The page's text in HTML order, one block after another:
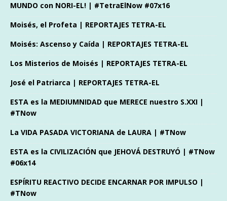
MUNDO con NORI-EL! | #TetraElNow #07x16
Moisés, el Profeta | REPORTAJES TETRA-EL
Moisés: Ascenso y Caída | REPORTAJES TETRA-EL
Los Misterios de Moisés | REPORTAJES TETRA-EL
José el Patriarca | REPORTAJES TETRA-EL
ESTA es la MEDIUMNIDAD que MERECE nuestro S.XXI |
#TNow
La VIDA PASADA VICTORIANA de LAURA | #TNow
ESTA es la CIVILIZACIÓN que JEHOVÁ DESTRUYÓ | #TNow
#06x14
ESPÍRITU REACTIVO DECIDE ENCARNAR POR IMPULSO |
#TNow